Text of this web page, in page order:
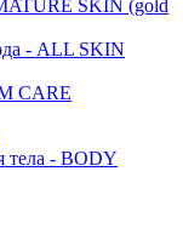
SKIN (gold
- ALL SKIN
CARE
тела - BODY